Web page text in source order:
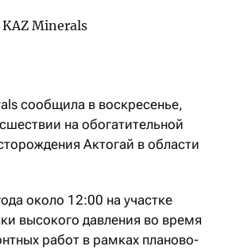
сообщила в воскресенье,
на обогатительной
Актогай в области
около 12:00 на участке
высокого давления во время
работ в рамках планово-